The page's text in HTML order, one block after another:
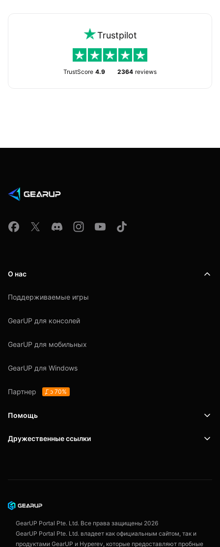
Trustpilot
TrustScore 4.9 2364 reviews
О нас
Поддерживаемые игры
GearUP для консолей
GearUP для мобильных
GearUP для Windows
Партнер До 70%
Помощь
Поддержка
Пользовательское соглашение
Дружественные ссылки
GearUP Portal Pte. Ltd. Все права защищены 2026
GearUP Portal Pte. Ltd. владеет как официальным сайтом, так и
продуктами GearUP и Hyperev, которые предоставляют пробные